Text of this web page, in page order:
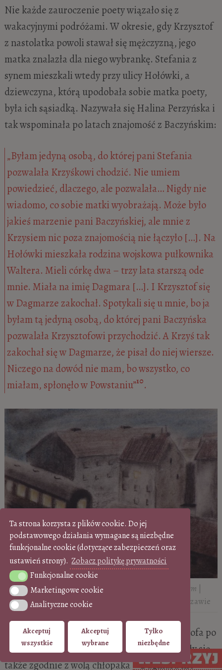
Ta strona korzysta z plików cookie. Do jej
podstawowego działania wymagane są niezbędne
funkcjonalne cookie (dotyczące zabezpieczeń oraz
ustawień strony). Zobacz politykę prywatności
Funkcjonalne cookie
Funkcjonalne cookie
Marketingowe cookie
Marketingowe cookie
Analityczne cookie
Analityczne cookie
Akceptuj
wszystkie
Akceptuj
wybrane
Tylko
niezbędne
Nie każde zauroczenie poety wiązało się z
wakacyjnymi podróżami. W okresie, gdy Krzysztof
z nastolatka powoli stawał się mężczyzną, jego
matka znalazła dla niego wybrankę. Stefania z
synem mieszkali wtedy przy ulicy Hołówki, a
dziewczyna, którą upodobała sobie matka poety,
była ich sąsiadką. Nazywała się Halina Perzyńska i
tak wspominała po latach znajomość z Baczyńskim:
„Byłam jedyną osobą, do której pani Stefania
pozwalała Krzyśkowi chodzić. Nie umiem
powiedzieć, dlaczego, ale pozwalała… Nigdy nie
wiadomo, co sobie matki wyobrażają. Może było
jakieś marzenie pani Baczyńskiej, ale mnie z
Krzysiem nic poza znajomością nie łączyło […]. Na
Hołówki mieszkała rodzina wojskowa pułkownika
Waltera. Mieli córkę dwa – trzy lata starszą ode
mnie. Miała na imię Dagmara […]. I Krzysztof się
w Dagmarze zakochał. Spotykali się u mnie, bo ja
byłam tą jedyną osobą, do której pani Baczyńska
pozwalała Krzysztofowi przychodzić. A Krzyś tak
zakochał się w Dagmarze, że pisał do niej wiersze.
Niczego na dowód nie mam, bo wszystko, co
miałam, spłonęło w Powstaniu”10.
Krzysztof Kamil Baczyński, Pejzaż miejski z pociągiem
Muzeum Literatury im. Adama Mickiewicza w Warszawie
Nie udało się więc Stefanii wyswatać Krzysztofa po
jej myśli. Wbrew pozorom sprawy nie układały się
także zgodnie z wolą chłopaka – Dagmara nie